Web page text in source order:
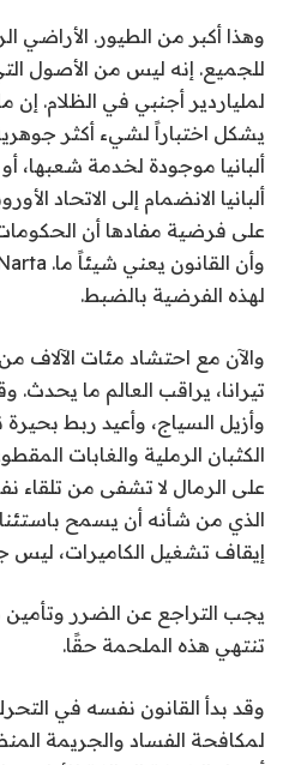
وهذا أكبر من الطيور. الأراضي
للجميع. إنه ليس من الأصول
لملياردير أجنبي في الظلام.
يشكل اختباراً لشيء أكثر
ألبانيا موجودة لخدمة شعبها،
ألبانيا الانضمام إلى الاتحاد
على فرضية مفادها أن
لهذه الفرضية بالضبط.
والآن مع احتشاد مئات الآلاف
تيرانا، يراقب العالم ما يحدث.
وأزيل السياج، وأعيد ربط بحيرة
الكثبان الرملية والغابات
على الرمال لا تشفى من تلقاء
الذي من شأنه أن يسمح
إيقاف تشغيل الكاميرات، ليس
يجب التراجع عن الضرر
تنتهي هذه الملحمة حقًا.
وقد بدأ القانون نفسه في
لمكافحة الفساد والجريمة